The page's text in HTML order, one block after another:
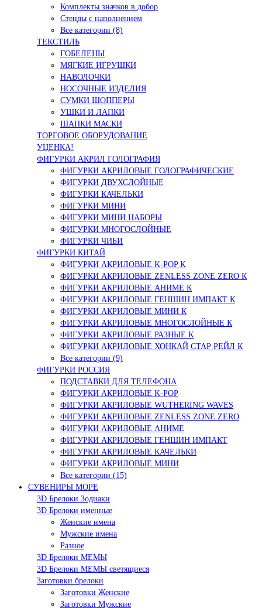
Комплекты значков в добор
Стенды с наполнением
Все категории (8)
ТЕКСТИЛЬ
ГОБЕЛЕНЫ
МЯГКИЕ ИГРУШКИ
НАВОЛОЧКИ
НОСОЧНЫЕ ИЗДЕЛИЯ
СУМКИ ШОППЕРЫ
УШКИ И ЛАПКИ
ШАПКИ МАСКИ
ТОРГОВОЕ ОБОРУДОВАНИЕ
УЦЕНКА!
ФИГУРКИ АКРИЛ ГОЛОГРАФИЯ
ФИГУРКИ АКРИЛОВЫЕ ГОЛОГРАФИЧЕСКИЕ
ФИГУРКИ ДВУХСЛОЙНЫЕ
ФИГУРКИ КАЧЕЛЬКИ
ФИГУРКИ МИНИ
ФИГУРКИ МИНИ НАБОРЫ
ФИГУРКИ МНОГОСЛОЙНЫЕ
ФИГУРКИ ЧИБИ
ФИГУРКИ КИТАЙ
ФИГУРКИ АКРИЛОВЫЕ K-POP К
ФИГУРКИ АКРИЛОВЫЕ ZENLESS ZONE ZERO К
ФИГУРКИ АКРИЛОВЫЕ АНИМЕ К
ФИГУРКИ АКРИЛОВЫЕ ГЕНШИН ИМПАКТ К
ФИГУРКИ АКРИЛОВЫЕ МИНИ К
ФИГУРКИ АКРИЛОВЫЕ МНОГОСЛОЙНЫЕ К
ФИГУРКИ АКРИЛОВЫЕ РАЗНЫЕ К
ФИГУРКИ АКРИЛОВЫЕ ХОНКАЙ СТАР РЕЙЛ К
Все категории (9)
ФИГУРКИ РОССИЯ
ПОДСТАВКИ ДЛЯ ТЕЛЕФОНА
ФИГУРКИ АКРИЛОВЫЕ K-POP
ФИГУРКИ АКРИЛОВЫЕ WUTHERING WAVES
ФИГУРКИ АКРИЛОВЫЕ ZENLESS ZONE ZERO
ФИГУРКИ АКРИЛОВЫЕ АНИМЕ
ФИГУРКИ АКРИЛОВЫЕ ГЕНШИН ИМПАКТ
ФИГУРКИ АКРИЛОВЫЕ КАЧЕЛЬКИ
ФИГУРКИ АКРИЛОВЫЕ МИНИ
Все категории (15)
СУВЕНИРЫ МОРЕ
3D Брелоки Зодиаки
3D Брелоки именные
Женские имена
Мужские имена
Разное
3D Брелоки МЕМЫ
3D Брелоки МЕМЫ светящиеся
Заготовки брелоки
Заготовки Женские
Заготовки Мужские